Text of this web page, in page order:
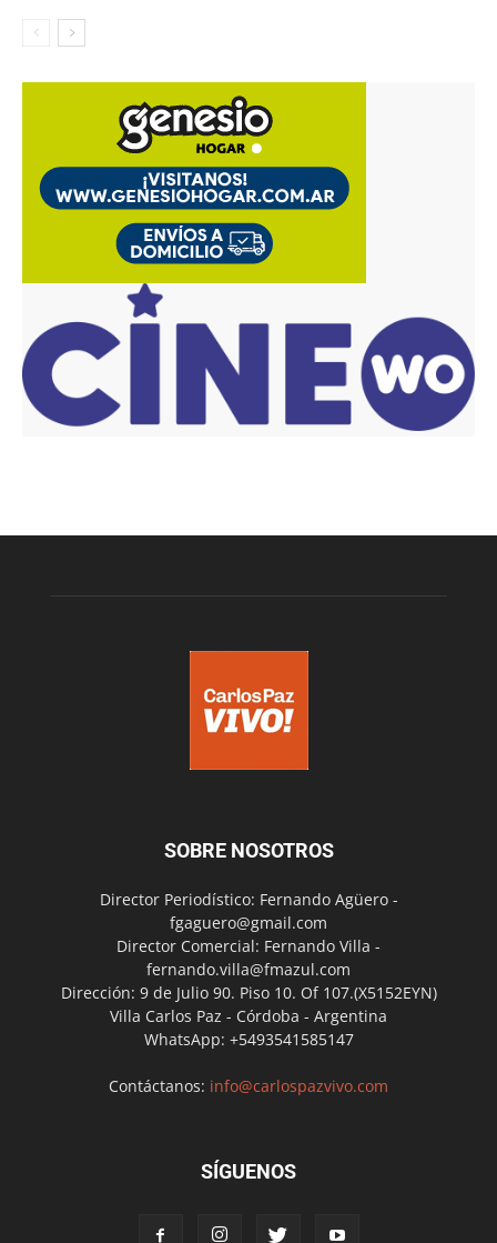
SOBRE NOSOTROS
Director Periodístico: Fernando Agüero -
fgaguero@gmail.com
Director Comercial: Fernando Villa -
fernando.villa@fmazul.com
Dirección: 9 de Julio 90. Piso 10. Of 107.(X5152EYN)
Villa Carlos Paz - Córdoba - Argentina
WhatsApp: +5493541585147
Contáctanos: info@carlospazvivo.com
SÍGUENOS